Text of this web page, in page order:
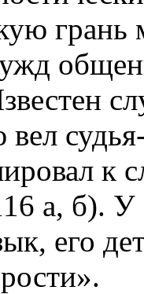
к
a, б). У
его